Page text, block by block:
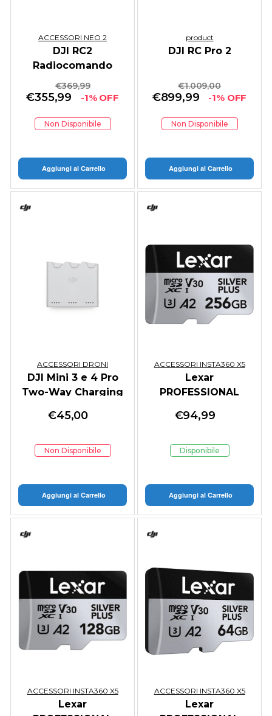
ACCESSORI NEO 2
DJI RC2
Radiocomando
€369,99
€355,99 -1% OFF
Non Disponibile
Aggiungi al Carrello
product
DJI RC Pro 2
€1.009,00
€899,99 -1% OFF
Non Disponibile
Aggiungi al Carrello
ACCESSORI DRONI
DJI Mini 3 e 4 Pro
Two-Way Charging
€45,00
Non Disponibile
Aggiungi al Carrello
ACCESSORI INSTA360 X5
Lexar
PROFESSIONAL
205MB/s A2 V30
Droni
€94,99
Disponibile
Aggiungi al Carrello
ACCESSORI INSTA360 X5
Lexar
ACCESSORI INSTA360 X5
Lexar